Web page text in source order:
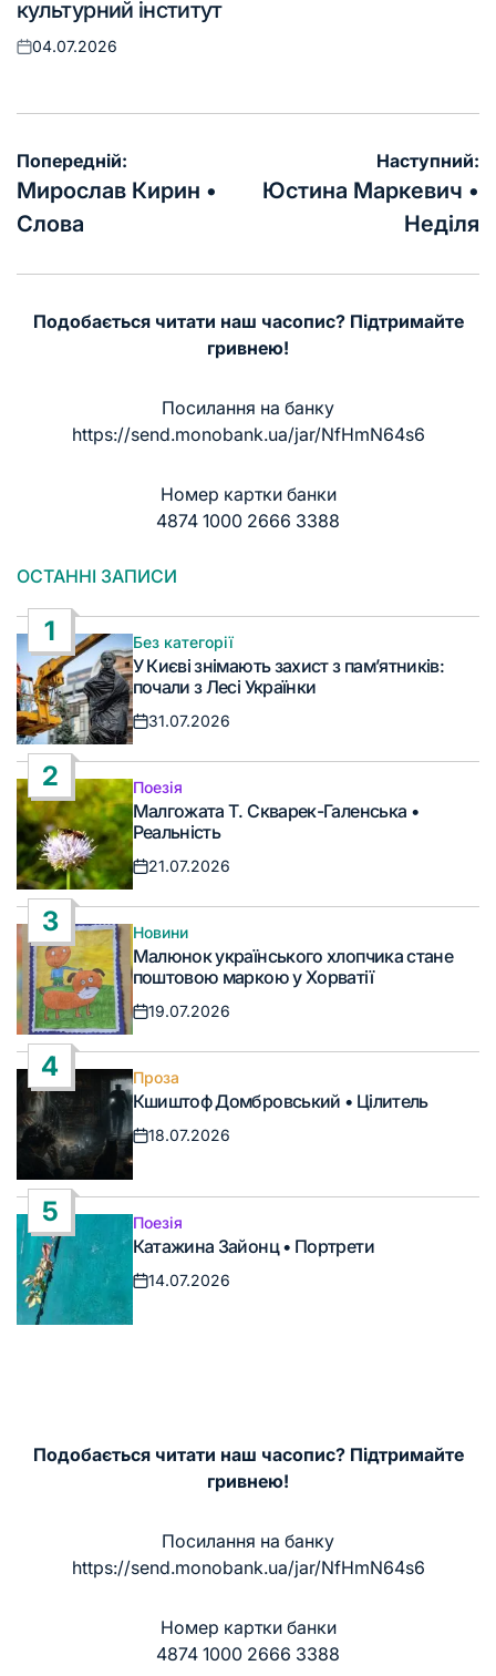
культурний інститут
Оприлюднено
04.07.2026
Навігація
записів
Попередній:
Мирослав Кирин •
Слова
Наступний:
Юстина Маркевич •
Неділя
Подобається читати наш часопис? Підтримайте
гривнею!
Посилання на банку
https://send.monobank.ua/jar/NfHmN64s6
Номер картки банки
4874 1000 2666 3388
ОСТАННІ ЗАПИСИ
1
Опублікувати
у
Без категорії
У Києві знімають захист з пам’ятників:
почали з Лесі Українки
Дата
31.07.2026
2
Опублікувати
у
Поезія
Малгожата Т. Скварек-Галенська •
Реальність
Дата
21.07.2026
3
Опублікувати
у
Новини
Малюнок українського хлопчика стане
поштовою маркою у Хорватії
Дата
19.07.2026
4
Опублікувати
у
Проза
Кшиштоф Домбровський • Цілитель
Дата
запису
18.07.2026
5
Опублікувати
у
Поезія
Катажина Зайонц • Портрети
Дата
14.07.2026
Подобається читати наш часопис? Підтримайте
гривнею!
Посилання на банку
https://send.monobank.ua/jar/NfHmN64s6
Номер картки банки
4874 1000 2666 3388